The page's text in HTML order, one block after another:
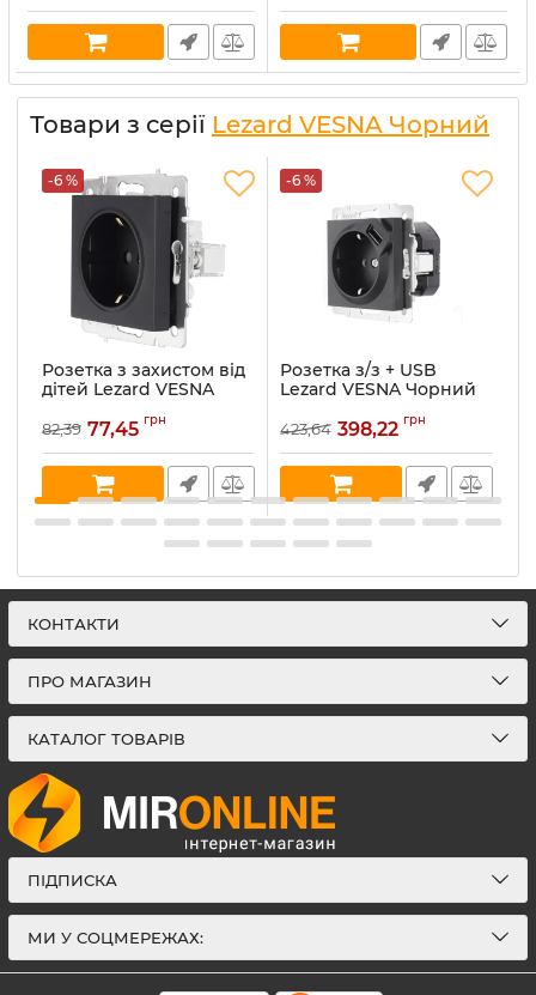
В наявності:30
В наявності:30
Товари з серії Lezard VESNA Чорний
-6 %
Розетка з захистом від
дітей Lezard VESNA
Артикул:742-4288-124B
В наявності:30
82,39 77,45 грн
-6 %
Розетка з/з + USB
Lezard VESNA Чорний
Артикул:742-4288-181
В наявності:30
423,64 398,22 грн
КОНТАКТИ
ПРО МАГАЗИН
КАТАЛОГ ТОВАРІВ
ПІДПИСКА
МИ У СОЦМЕРЕЖАХ: